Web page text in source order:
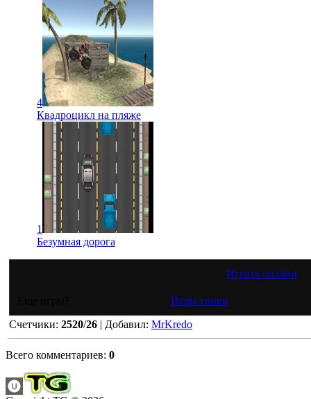
4
Квадроцикл на пляже
1
Безумная дорога
Играть онлайн
Игры гонки
Счетчики: 2520/26 | Добавил: MrKredo
Всего комментариев: 0